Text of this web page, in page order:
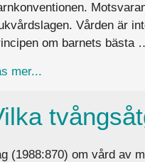
Vården är
om barnets bästa
mer...
(1988:870) om vård av